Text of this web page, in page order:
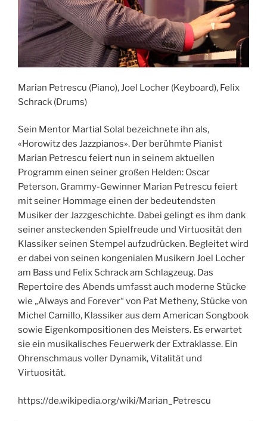
Marian Petrescu (Piano), Joel Locher (Keyboard), Felix
Schrack (Drums)
Sein Mentor Martial Solal bezeichnete ihn als,
«Horowitz des Jazzpianos». Der berühmte Pianist
Marian Petrescu feiert nun in seinem aktuellen
Programm einen seiner großen Helden: Oscar
Peterson. Grammy-Gewinner Marian Petrescu feiert
mit seiner Hommage einen der bedeutendsten
Musiker der Jazzgeschichte. Dabei gelingt es ihm dank
seiner ansteckenden Spielfreude und Virtuosität den
Klassiker seinen Stempel aufzudrücken. Begleitet wird
er dabei von seinen kongenialen Musikern Joel Locher
am Bass und Felix Schrack am Schlagzeug. Das
Repertoire des Abends umfasst auch moderne Stücke
wie „Always and Forever“ von Pat Metheny, Stücke von
Michel Camillo, Klassiker aus dem American Songbook
sowie Eigenkompositionen des Meisters. Es erwartet
sie ein musikalisches Feuerwerk der Extraklasse. Ein
Ohrenschmaus voller Dynamik, Vitalität und
Virtuosität.
https://de.wikipedia.org/wiki/Marian_Petrescu